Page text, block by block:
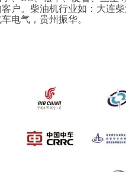
户。柴油机行业如：大连
电气，贵州振华。